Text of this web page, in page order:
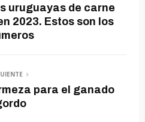
uruguayas de carne
2023. Estos son los
para el ganado